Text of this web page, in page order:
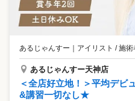
あるじゃんすー アイリスト / 施術
あるじゃんすー天神店
＜全店好立地！＞平均デビ
&講習一切なし★